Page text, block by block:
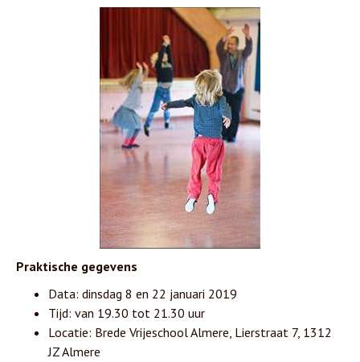
Praktische gegevens
Data: dinsdag 8 en 22 januari 2019
Tijd: van 19.30 tot 21.30 uur
Locatie: Brede Vrijeschool Almere, Lierstraat 7, 1312
JZ Almere